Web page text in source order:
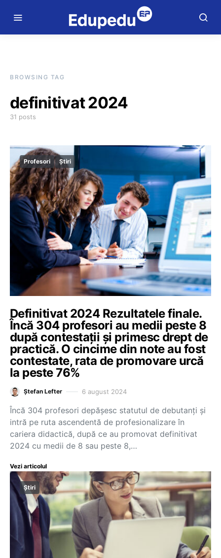
BROWSING TAG
definitivat 2024
31 posts
Profesori Știri
Definitivat 2024 Rezultatele finale.
Încă 304 profesori au medii peste 8
după contestații și primesc drept de
practică. O cincime din note au fost
contestate, rata de promovare urcă
la peste 76%
Ștefan Lefter 6 august 2024
Încă 304 profesori depășesc statutul de debutanți și
intră pe ruta ascendentă de profesionalizare în
cariera didactică, după ce au promovat definitivat
2024 cu medii de 8 sau peste 8,…
Vezi articolul
Știri